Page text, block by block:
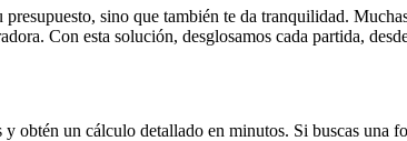
sino que también te da tranquilidad.
Con esta solución, desglosamos cada partida,
obtén un cálculo detallado en minutos. Si buscas una